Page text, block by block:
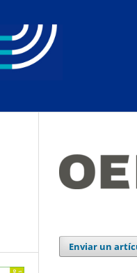
Enviar un